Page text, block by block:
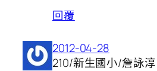
回覆
2012-04-28
210/新生國小/詹詠淳